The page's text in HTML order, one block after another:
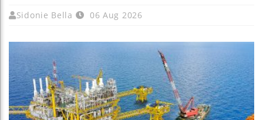
Sidonie Bella 06 Aug 2026